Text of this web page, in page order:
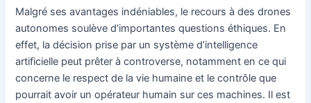
Malgré ses avantages indéniables, le recours à des drones
autonomes soulève d’importantes questions éthiques. En
effet, la décision prise par un système d’intelligence
artificielle peut prêter à controverse, notamment en ce qui
concerne le respect de la vie humaine et le contrôle que
pourrait avoir un opérateur humain sur ces machines. Il est